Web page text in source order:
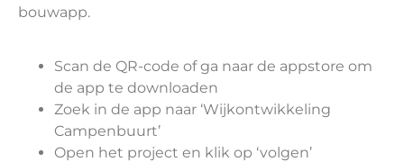
bouwapp.
Scan de QR-code of ga naar de appstore om
de app te downloaden
Zoek in de app naar ‘Wijkontwikkeling
Campenbuurt’
Open het project en klik op ‘volgen’